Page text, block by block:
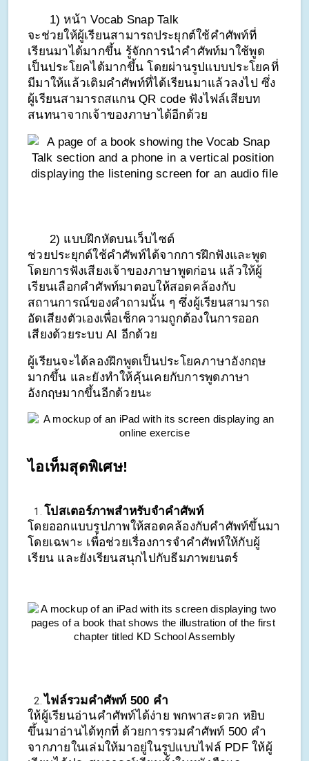
1) หน้า Vocab Snap Talk
จะช่วยให้ผู้เรียนสามารถประยุกต์ใช้คำศัพท์ที่
เรียนมาได้มากขึ้น รู้จักการนำคำศัพท์มาใช้พูด
เป็นประโยคได้มากขึ้น โดยผ่านรูปแบบประโยคที่
มีมาให้แล้วเติมคำศัพท์ที่ได้เรียนมาแล้วลงไป ซึ่ง
ผู้เรียนสามารถสแกน QR code ฟังไฟล์เสียบท
สนทนาจากเจ้าของภาษาได้อีกด้วย
2) แบบฝึกหัดบนเว็บไซต์
ช่วยประยุกต์ใช้คำศัพท์ได้จากการฝึกฟังและพูด
โดยการฟังเสียงเจ้าของภาษาพูดก่อน แล้วให้ผู้
เรียนเลือกคำศัพท์มาตอบให้สอดคล้องกับ
สถานการณ์ของคำถามนั้น ๆ ซึ่งผู้เรียนสามารถ
อัดเสียงตัวเองเพื่อเช็กความถูกต้องในการออก
เสียงด้วยระบบ AI อีกด้วย
ผู้เรียนจะได้ลองฝึกพูดเป็นประโยคภาษาอังกฤษ
มากขึ้น และยังทำให้คุ้นเคยกับการพูดภาษา
อังกฤษมากขึ้นอีกด้วยนะ
ไอเท็มสุดพิเศษ!
โปสเตอร์ภาพสำหรับจำคำศัพท์
โดยออกแบบรูปภาพให้สอดคล้องกับคำศัพท์ขึ้นมา
โดยเฉพาะ เพื่อช่วยเรื่องการจำคำศัพท์ให้กับผู้
เรียน และยังเรียนสนุกไปกับธีมภาพยนตร์
ไฟล์รวมคำศัพท์ 500 คำ
ให้ผู้เรียนอ่านคำศัพท์ได้ง่าย พกพาสะดวก หยิบ
ขึ้นมาอ่านได้ทุกที่ ด้วยการรวมคำศัพท์ 500 คำ
จากภายในเล่มให้มาอยู่ในรูปแบบไฟล์ PDF ให้ผู้